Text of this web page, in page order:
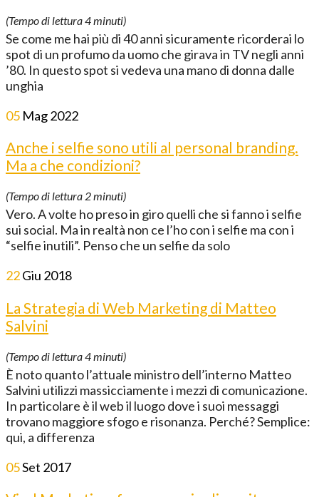
(Tempo di lettura4minuti)
Se come me hai più di 40 anni sicuramente ricorderai lo
spot di un profumo da uomo che girava in TV negli anni
’80. In questo spot si vedeva una mano di donna dalle
unghia
05 Mag2022
Anche i selfie sono utili al personal branding.
Ma a che condizioni?
(Tempo di lettura 2minuti)
Vero. A volte ho preso in giro quelli che si fanno i selfie
sui social. Ma in realtà non ce l’ho con i selfie ma con i
“selfie inutili”. Penso che un selfie da solo
22Giu 2018
La Strategia di Web Marketing di Matteo
Salvini
(Tempo di lettura4minuti)
È noto quanto l’attuale ministro dell’interno Matteo
Salvini utilizzi massicciamente i mezzi di comunicazione.
In particolare è il web il luogo dove i suoi messaggi
trovano maggiore sfogo e risonanza. Perché? Semplice:
qui, a differenza
05Set 2017